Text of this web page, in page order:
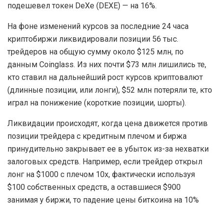
подешевел токен DeXe (DEXE) — на 16%.
На фоне изменений курсов за последние 24 часа
криптобиржи ликвидировали позиции 56 тыс.
трейдеров на общую сумму около $125 млн, по
данным Coinglass. Из них почти $73 млн лишились те,
кто ставил на дальнейший рост курсов криптовалют
(длинные позиции, или лонги), $52 млн потеряли те, кто
играл на понижение (короткие позиции, шорты).
Ликвидации происходят, когда цена движется против
позиции трейдера с кредитным плечом и биржа
принудительно закрывает ее в убыток из-за нехватки
залоговых средств. Например, если трейдер открыл
лонг на $1000 с плечом 10x, фактически используя
$100 собственных средств, а оставшиеся $900
занимая у биржи, то падение цены биткоина на 10%